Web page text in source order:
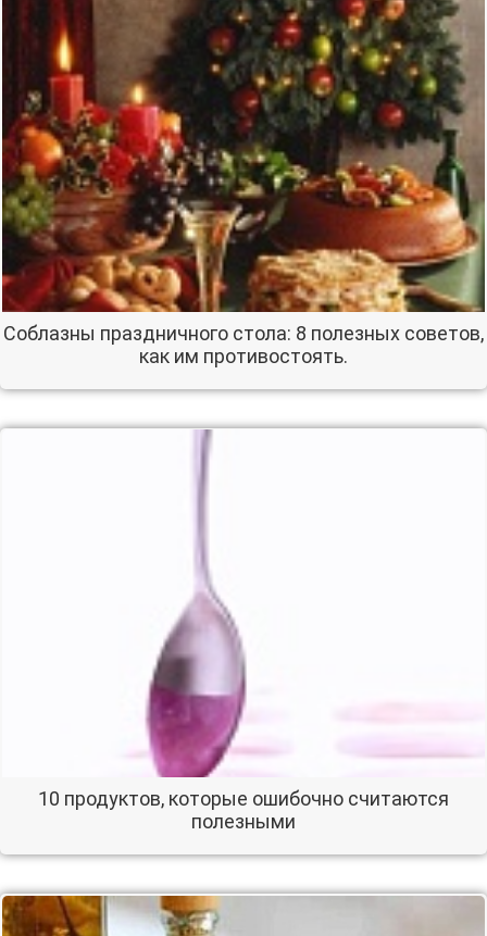
Соблазны праздничного стола: 8 полезных советов,
как им противостоять.
10 продуктов, которые ошибочно считаются
полезными